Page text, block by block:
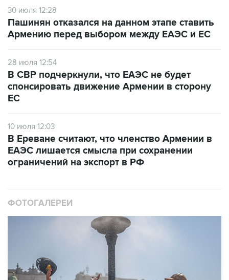
30 июля 12:28
Пашинян отказался на данном этапе ставить
Армению перед выбором между ЕАЭС и ЕС
28 июля 12:54
В СВР подчеркнули, что ЕАЭС не будет
спонсировать движение Армении в сторону
ЕС
10 июля 12:03
В Ереване считают, что членство Армении в
ЕАЭС лишается смысла при сохранении
ограничений на экспорт в РФ
ФОТОГАЛЕРЕИ